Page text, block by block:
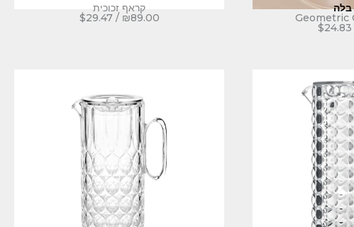
Geometric
$24.83
קראף זכוכית
₪89.00
/
$29.47